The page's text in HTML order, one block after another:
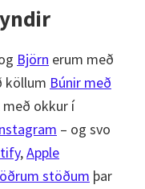
Björn erum með
köllum Búnir með
okkur í
– og svo
,Apple
öðrum stöðum þar